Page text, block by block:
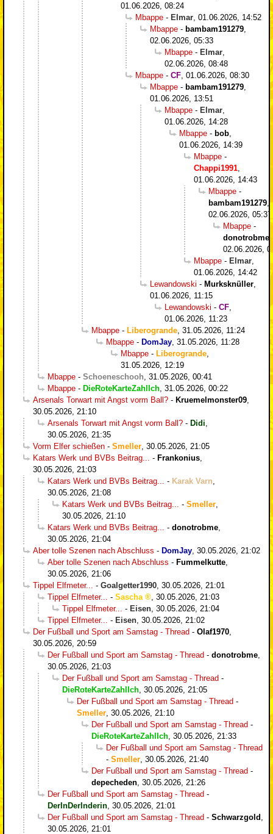
01.06.2026, 08:24
Mbappe - Elmar 01.06.2026, 14:52
Mbappe - bambam191279
02.06.2026, 05:33
Mbappe - Elmar
02.06.2026, 08:48
Mbappe - CF 01.06.2026, 08:30
Mbappe - bambam191279
01.06.2026, 13:51
Mbappe - Elmar
01.06.2026, 14:28
Mbappe - bob
01.06.2026, 14:39
Mbappe -
Chappi1991
01.06.2026, 14:43
Mbappe -
bambam191279
02.06.2026, 05:37
Mbappe -
donotrobme
02.06.2026,
Mbappe - Elmar
01.06.2026, 14:42
Lewandowski - Murksknüller
01.06.2026, 11:15
Lewandowski - CF
01.06.2026, 11:23
Mbappe - Liberogrande 31.05.2026, 11:24
Mbappe - DomJay 31.05.2026, 11:28
Mbappe - Liberogrande
31.05.2026, 12:19
Mbappe - Schoeneschooh 31.05.2026, 00:41
Mbappe - DieRoteKarteZahlIch 31.05.2026, 00:22
Arsenals Torwart mit Angst vorm Ball? - Kruemelmonster09
30.05.2026, 21:10
Arsenals Torwart mit Angst vorm Ball? - Didi
30.05.2026, 21:35
Vorm Elfer schießen - Smeller 30.05.2026, 21:05
Katars Werk und BVBs Beitrag...
- Frankonius
30.05.2026, 21:03
Katars Werk und BVBs Beitrag...
- Karak Varn
30.05.2026, 21:08
Katars Werk und BVBs Beitrag...
- Smeller
30.05.2026, 21:10
Katars Werk und BVBs Beitrag...
- donotrobme
30.05.2026, 21:04
Aber tolle Szenen nach Abschluss - DomJay 30.05.2026, 21:02
Aber tolle Szenen nach Abschluss - Fummelkutte
30.05.2026, 21:06
Tippel Elfmeter...
- Goalgetter1990 30.05.2026, 21:01
Tippel Elfmeter...
- Sascha
30.05.2026, 21:03
Tippel Elfmeter...
- Eisen 30.05.2026, 21:04
Tippel Elfmeter...
- Eisen 30.05.2026, 21:02
Der Fußball und Sport am Samstag - Thread - Olaf1970
30.05.2026, 20:59
Der Fußball und Sport am Samstag - Thread - donotrobme
30.05.2026, 21:03
Der Fußball und Sport am Samstag - Thread -
DieRoteKarteZahlIch 30.05.2026, 21:05
Der Fußball und Sport am Samstag - Thread -
Smeller 30.05.2026, 21:10
Der Fußball und Sport am Samstag - Thread -
DieRoteKarteZahlIch 30.05.2026, 21:33
Der Fußball und Sport am Samstag - Thread
- Smeller 30.05.2026, 21:40
Der Fußball und Sport am Samstag - Thread -
depecheden 30.05.2026, 21:26
Der Fußball und Sport am Samstag - Thread -
DerInDerInderin 30.05.2026, 21:01
Der Fußball und Sport am Samstag - Thread - Schwarzgold
30.05.2026, 21:01